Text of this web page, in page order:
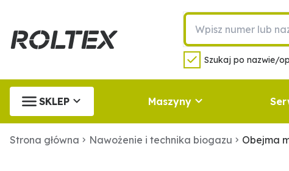
Szukaj po nazwie/
SKLEP Maszyny
Strona główna Nawożenie i technika biogazu Obejma